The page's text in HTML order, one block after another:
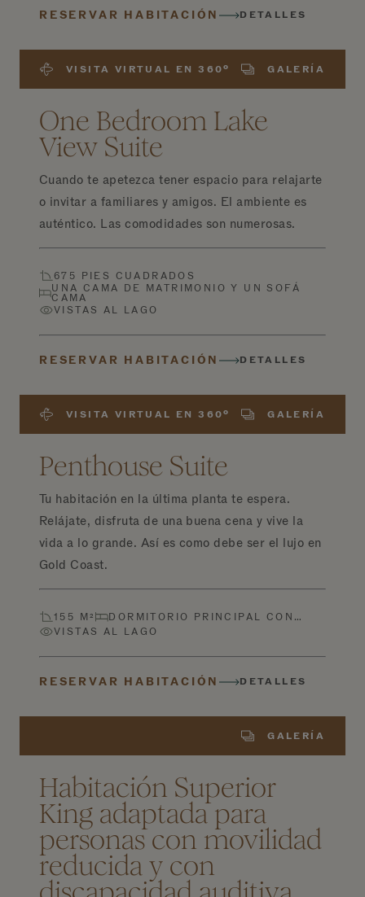
RESERVAR HABITACIÓN DETALLES
VISITA VIRTUAL EN 360º GALERÍA
One Bedroom Lake
View Suite
Cuando te apetezca tener espacio para relajarte
o invitar a familiares y amigos. El ambiente es
auténtico. Las comodidades son numerosas.
675 PIES CUADRADOS
UNA CAMA DE MATRIMONIO Y UN SOFÁ
CAMA
VISTAS AL LAGO
RESERVAR HABITACIÓN DETALLES
VISITA VIRTUAL EN 360º GALERÍA
Penthouse Suite
Tu habitación en la última planta te espera.
Relájate, disfruta de una buena cena y vive la
vida a lo grande. Así es como debe ser el lujo en
Gold Coast.
155 M²
DORMITORIO PRINCIPAL CON…
VISTAS AL LAGO
RESERVAR HABITACIÓN DETALLES
GALERÍA
Habitación Superior
King adaptada para
personas con movilidad
reducida y con